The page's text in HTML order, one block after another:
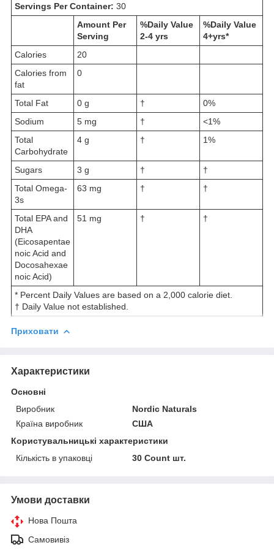
Servings Per Container: 30
Amount Per
Serving
%Daily Value
2-4 yrs
%Daily Value
4+yrs*
Calories
20
Calories from
fat
0
Total Fat 0 g †
0%
Sodium
5 mg †
<1%
Total
Carbohydrate
4 g † 1%
Sugars 3 g †
†
Total Omega-
3s
63 mg † †
Total EPA and
DHA
(Eicosapentae
noic Acid and
Docosahexae
noic Acid)
51 mg † †
* Percent Daily Values are based on a 2,000 calorie diet.
† Daily Value not established.
Приховати
Характеристики
Основні
Виробник
Nordic Naturals
Країна виробник
США
Користувальницькі характеристики
Кількість в упаковці
30 Count шт.
Умови доставки
Нова Пошта
Самовивіз